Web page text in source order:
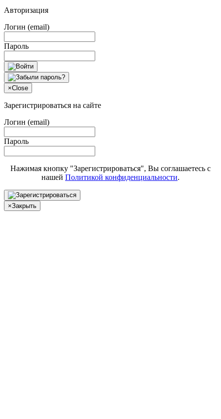
Авторизация
Логин (email)
Пароль
×Close
Зарегистрироваться на сайте
Логин (email)
Пароль
Нажимая кнопку "Зарегистрироваться", Вы соглашаетесь с
нашей Политикой конфиденциальности.
×Закрыть